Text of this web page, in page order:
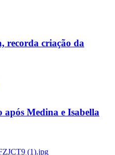
recorda criação da
Medina e Isabella